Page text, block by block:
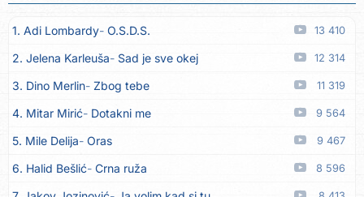
11. Husnija Mešaljić - Hule To je majka tvoja 05.08
12. In Vivo Brunello 05.08
13. Senad Nikočević Niki Plavljani i Gusinjani 05.08
14. Emir Brunčević Buket cveća 05.08
15. Emir Brunčević Ali, Ali 05.08
16. Darko Lazić Pismo 2 05.08
17. Darko Lazić Problem u najavi 05.08
1. Adi Lombardy O.S.D.S. 13 410
2. Jelena Karleuša Sad je sve okej 12 314
3. Dino Merlin Zbog tebe 11 319
4. Mitar Mirić Dotakni me 9 564
5. Mile Delija Oras 9 467
6. Halid Bešlić Crna ruža 8 596